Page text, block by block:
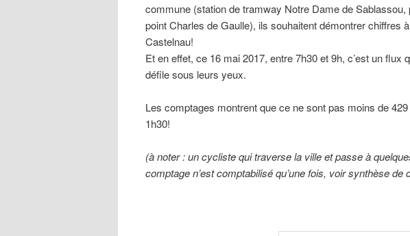
commune (station de tramway Notre Dame de
point Charles de Gaulle), ils souhaitent démontrer chiffres
Castelnau!
Et en effet, ce 16 mai 2017, entre 7h30 et 9h, c’est un
défile sous leurs yeux.
Les comptages montrent que ce ne sont pas moins de
1h30!
(à noter : un cycliste qui traverse la ville et passe à
comptage n’est comptabilisé qu’une fois, voir synthèse